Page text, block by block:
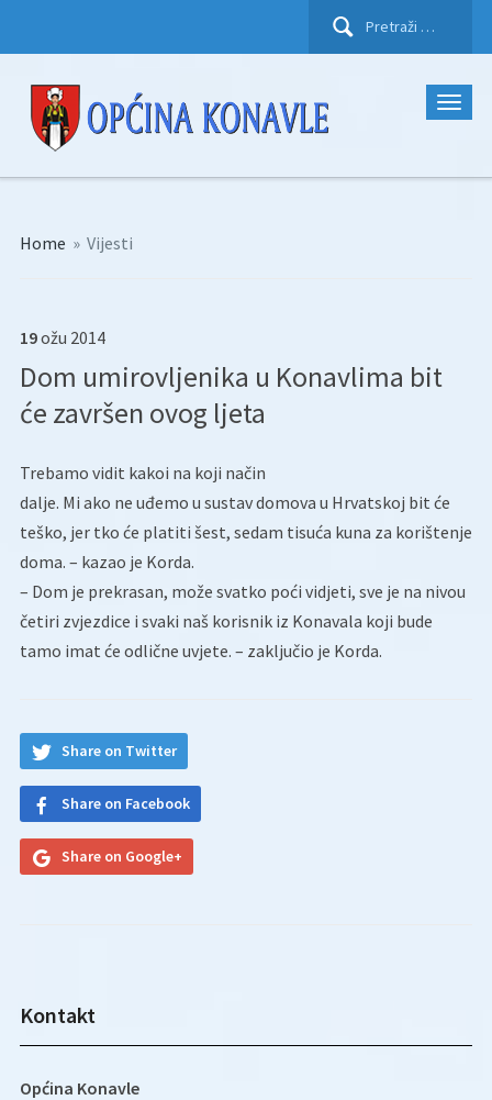
Pretraži:
Home » Vijesti
19ožu 2014
Dom umirovljenika u Konavlima bit
će završen ovog ljeta
Trebamo vidit kakoi na koji način
dalje. Mi ako ne uđemo u sustav domova u Hrvatskoj bit će
teško, jer tko će platiti šest, sedam tisuća kuna za korištenje
doma. – kazao je Korda.
– Dom je prekrasan, može svatko poći vidjeti, sve je na nivou
četiri zvjezdice i svaki naš korisnik iz Konavala koji bude
tamo imat će odlične uvjete. – zaključio je Korda.
Share on Twitter
Share on Facebook
Share on Google+
Kontakt
Općina Konavle